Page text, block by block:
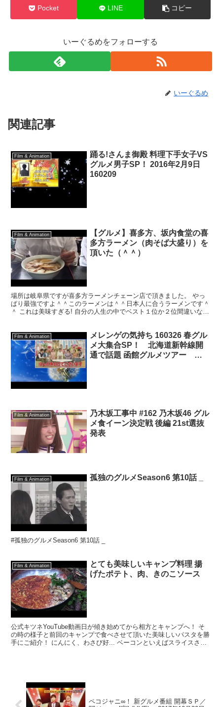
Pocket LINE コピー
いーぐるめをフォローする
いーぐるめ
関連記事
Film & Animation
踊る!さんま御殿 料理下手女子VS
グルメ男子SP！ 2016年2月9日
160209
Film & Animation
【グルメ】喜多方、坂内食堂の喜
多方ラーメン（肉そば大盛り）を
頂いた（＾＾）
場所は岐阜県ですが喜多方ラーメンチェーン店で頂きました。 やっ
ぱり最強ですよ＾＾このラーメンは＾＾日本人に合うラーメンです＾
＾ これは美味すぎる! 自分の人生の中でベスト１位か２位間違いな
Film & Animation
メレンゲの気持ち 160326 春グル
メ大集合SP！ 北海道新幹線開
通で話題 函館グルメツアー 春
Film & Animation
乃木坂工事中 #162 乃木坂46 グル
メ食イーン決定戦 後編 21st選抜
発表
Film & Animation 孤独のグルメSeason6 第10話 _
#孤独のグルメSeason6 第10話 _
Film & Animation
とても美味しいキャンプ料理 揚
げたポテト、肉、きのこソース
公式キツネYouTube動画日が傾き始めてから相方とキャンプへ！ そ
の時の様子と前回のキャンプで食べさせて頂いた美味しいパスタを勝
手にご紹介！ にんにく、わさび好... ベーコンといえばスライスされ
ペコジャニ∞！ 新グルメ番組 開幕ＳＰ／